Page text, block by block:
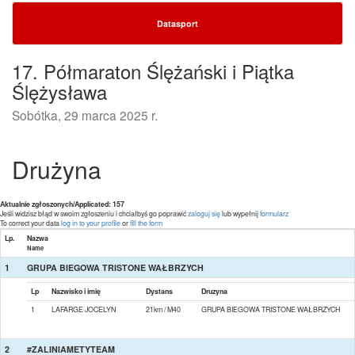
Datasport
17. Półmaraton Ślężański i Piątka
Ślężysława
Sobótka, 29 marca 2025 r.
Drużyna
Aktualnie zgłoszonych/Applicated: 157
Jeśli widzisz błąd w swoim zgłoszeniu i chciałbyś go poprawićzaloguj sięlub wypełnijformularz
To correct your datalog in to your profileorfill the form
Lp.
Nazwa
Name
1 GRUPA BIEGOWA TRISTONE WAŁBRZYCH
Lp Nazwisko i imię Dystans
Druzyna
1
LAFARGE JOCELYN 21km / M40 GRUPA BIEGOWA TRISTONE WAŁBRZYCH
2 #ZALINIAMETYTEAM